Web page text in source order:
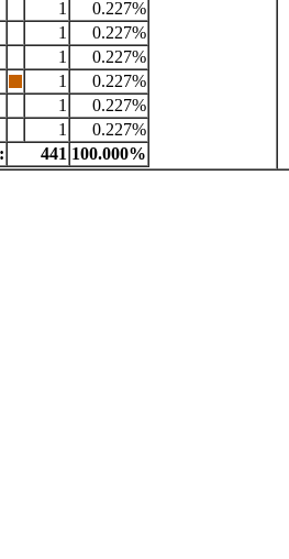
1
0.227%
1
0.227%
1
0.227%
1
0.227%
1
0.227%
1
0.227%
441 100.000%